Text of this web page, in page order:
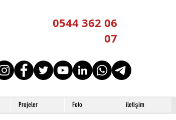
0544 362 06
07
Projeler Foto iletişim